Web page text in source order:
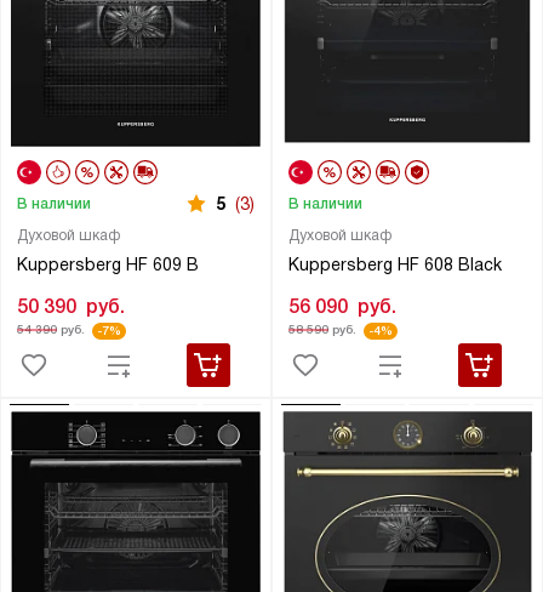
Духовой шкаф
Kuppersberg HF 609 B
В наличии 5 (3)
50 390 руб.
54 390руб. -7%
Духовой шкаф
Kuppersberg HF 608 Black
В наличии
56 090 руб.
58 590руб. -4%